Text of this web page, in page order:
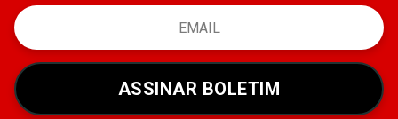
ASSINAR BOLETIM